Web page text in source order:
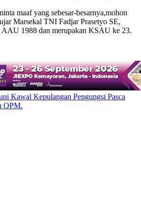
maaf yang sebesar-besarnya,mohon
Marsekal TNI Fadjar Prasetyo SE,
AAU 1988 dan merupakan KSAU ke 23.
Kawal Kepulangan Pengungsi Pasca
OPM.